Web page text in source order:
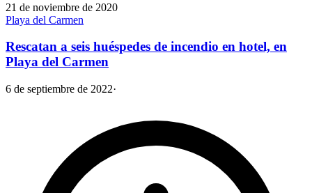
21 de noviembre de 2020
Playa del Carmen
Rescatan a seis huéspedes de incendio en hotel, en
Playa del Carmen
6 de septiembre de 2022·